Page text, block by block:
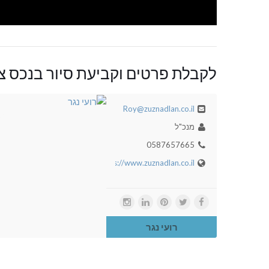
לקבלת פרטים וקביעת סיור בנכס
Roy@zuznadlan.co.il
מנכ"ל
0587657665
https://www.zuznadlan.co.il
רועי נגר